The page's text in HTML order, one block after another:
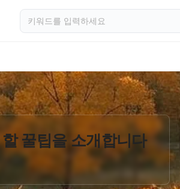
꿀팁을 소개합니다